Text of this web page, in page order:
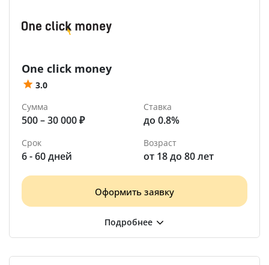
One click money
3.0
Сумма
500 – 30 000 ₽
Ставка
до 0.8%
Срок
6 - 60 дней
Возраст
от 18 до 80 лет
Оформить заявку